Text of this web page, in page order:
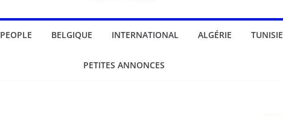
PEOPLE BELGIQUE INTERNATIONAL ALGÉRIE TUNISIE
PETITES ANNONCES